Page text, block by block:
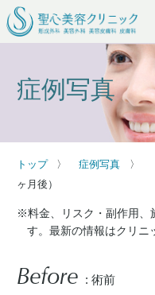
症例写真
トップ 症例写真
ヶ月後）
※料金、リスク・副作用、
す。最新の情報はクリニ
Before : 術前